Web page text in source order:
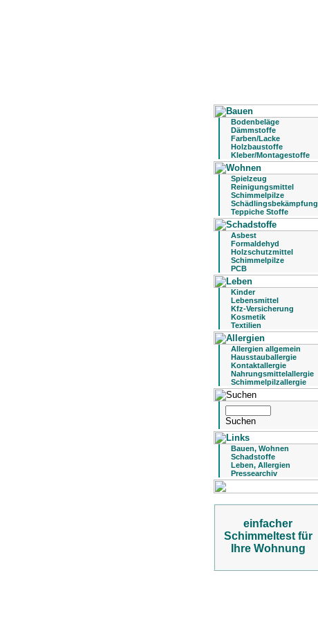
Bodenbeläge
Dämmstoffe
Farben/Lacke
Holzbaustoffe
Kleber/Montagestoffe
Spielzeug
Reinigungsmittel
Schimmelpilze
Schädlingsbekämpfung
Teppiche Stoffe
Asbest
Formaldehyd
Holzschutzmittel
Schimmelpilze
PCB
Kinder
Lebensmittel
Kfz-Versicherung
Kosmetik
Textilien
Allergien allgemein
Hausstauballergie
Kontaktallergie
Nahrungsmittelallergie
Schimmelpilzallergie
Bauen, Wohnen
Schadstoffe
Leben, Allergien
Pressearchiv
einfacher
Schimmeltest für
Ihre Wohnung